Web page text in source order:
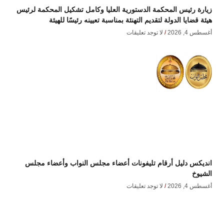
زيارة رئيس المحكمة الدستورية العليا وكامل تشكيل المحكمة لرئيس
هيئة قضايا الدولة لتقديم التهنئة بمناسبة تعيينه رئيسًا للهيئة
أغسطس 4, 2026 لا توجد تعليقات
انديكس دليل أرقام تليفونات أعضاء مجلس النواب وأعضاء مجلس
الشيوخ
أغسطس 4, 2026 لا توجد تعليقات